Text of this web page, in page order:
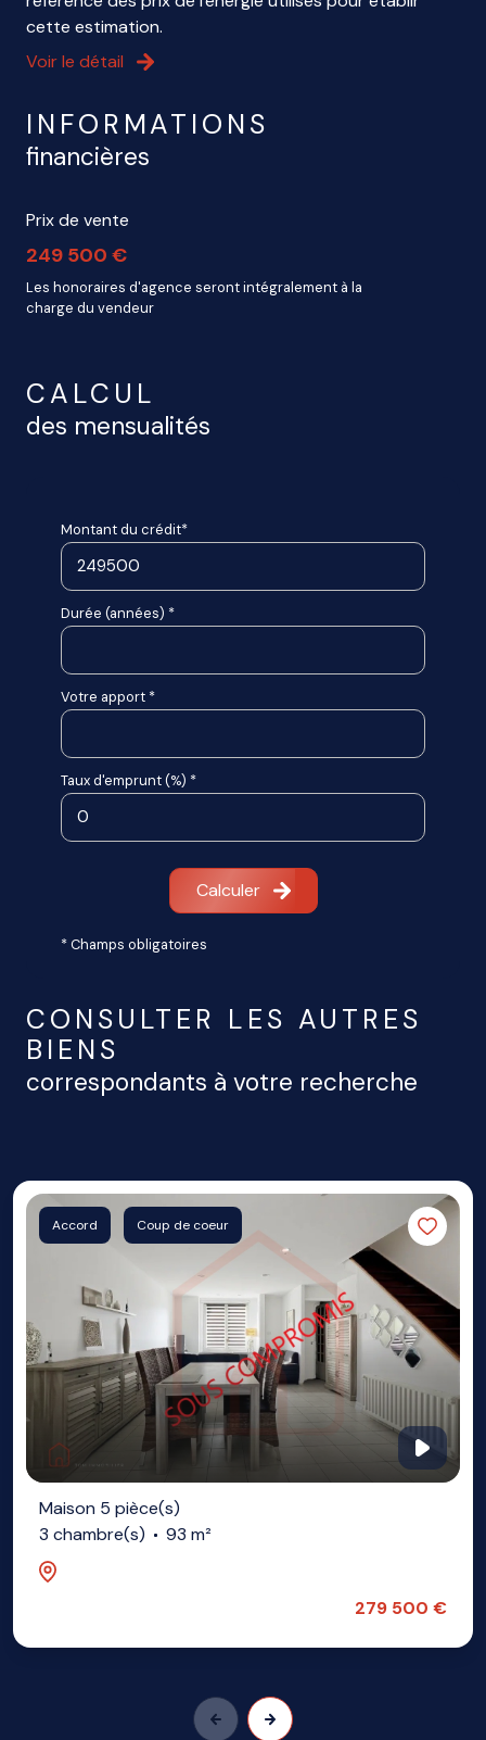
cette estimation.
Voir le détail
INFORMATIONS
financières
Prix de vente
249 500 €
Les honoraires d'agence seront intégralement à la
charge du vendeur
CALCUL
des mensualités
Montant du crédit*
Durée (années) *
Votre apport *
Taux d'emprunt (%) *
Calculer
* Champs obligatoires
CONSULTER LES AUTRES
BIENS
correspondants à votre recherche
Accord Coup de coeur
Maison 5 pièce(s)
3 chambre(s)
93 m²
279 500 €